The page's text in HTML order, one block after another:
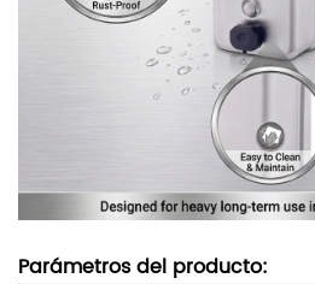
Parámetros del producto: